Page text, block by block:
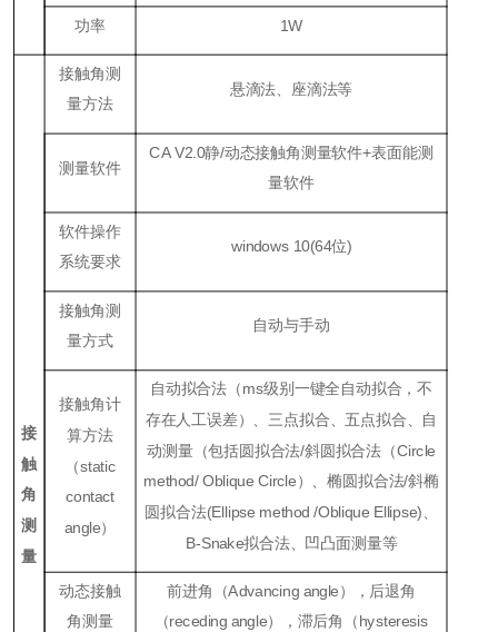
功率 1W
接
触
角
测
量
接触角测
量方法
悬滴法、座滴法等
测量软件
CA V2.0静/动态接触角测量软件+表面能测
量软件
软件操作
系统要求
windows 10(64位)
接触角测
量方式
自动与手动
接触角计
算方法
（static
contact
angle）
自动拟合法（ms级别一键全自动拟合，不
存在人工误差）、三点拟合、五点拟合、自
动测量（包括圆拟合法/斜圆拟合法（Circle
method/ Oblique Circle）、椭圆拟合法/斜椭
圆拟合法(Ellipse method /Oblique Ellipse)、
B-Snake拟合法、凹凸面测量等
动态接触
角测量
前进角（Advancing angle），后退角
（receding angle），滞后角（hysteresis